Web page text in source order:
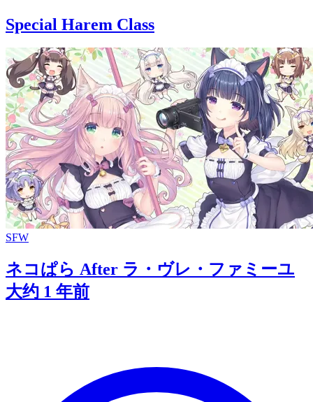
Special Harem Class
SFW
ネコぱら After ラ・ヴレ・ファミーユ
大约 1 年前